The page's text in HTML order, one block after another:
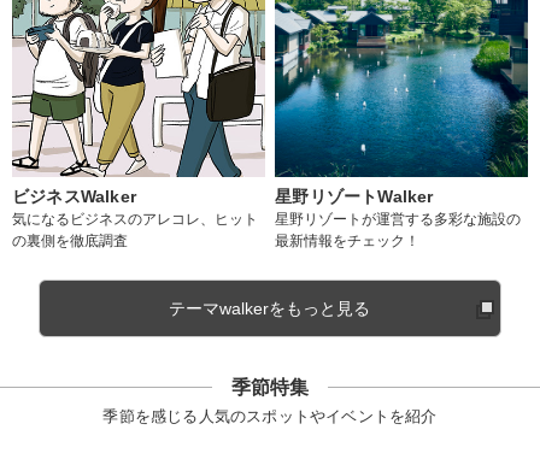
ビジネスWalker
気になるビジネスのアレコレ、ヒット
の裏側を徹底調査
星野リゾートWalker
星野リゾートが運営する多彩な施設の
最新情報をチェック！
テーマwalkerをもっと見る
季節特集
季節を感じる人気のスポットやイベントを紹介